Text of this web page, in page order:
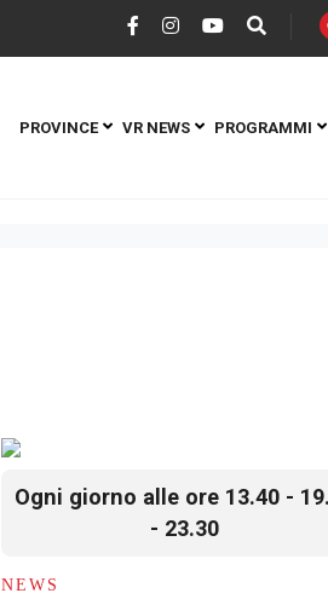
PROVINCE VR NEWS PROGRAMMI
Ogni giorno alle ore 13.40 -
- 23.30
NEWS